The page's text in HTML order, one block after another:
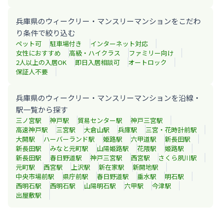
兵庫県のウィークリー・マンスリーマンションをこだわ
り条件で絞り込む
ペット可 駐車場付き
インターネット対応
女性におすすめ
高級・ハイクラス
ファミリー向け
2人以上の入居OK
即日入居相談可
オートロック
保証人不要
兵庫県のウィークリー・マンスリーマンションを沿線・
駅一覧から探す
三ノ宮駅 神戸駅 貿易センター駅 神戸三宮駅
高速神戸駅 三宮駅 大倉山駅 兵庫駅 三宮・花時計前駅
大開駅 ハーバーランド駅 姫路駅 六甲道駅 新長田駅
新長田駅 みなと元町駅 山陽姫路駅 花隈駅 姫路駅
新長田駅 春日野道駅 神戸三宮駅 西宮駅 さくら夙川駅
元町駅 西宮駅 上沢駅 新在家駅 新開地駅
中央市場前駅 県庁前駅 春日野道駅 垂水駅 明石駅
西明石駅 西明石駅 山陽明石駅 六甲駅 今津駅
出屋敷駅